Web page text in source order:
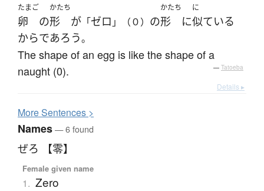
たまご
卵 の
かたち
形 が 「ゼロ 」（０） の
かたち
形 に
に
似ている
からであろう。
The shape of an egg is like the shape of a
naught (0).
— Tatoeba
Details ▸
MoreSentences >
Names— 6 found
ぜろ 【零】
Female given name
1. Zero